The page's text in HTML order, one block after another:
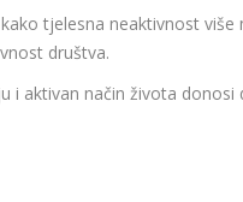
tjelesna neaktivnost
društva.
i aktivan način života